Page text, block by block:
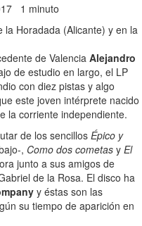
1 minuto
la Horadada (Alicante) y en la
de Valencia Alejandro
de estudio en largo, el LP
con diez pistas y algo
este joven intérprete nacido
la corriente independiente.
de los sencillos Épico y
, Como dos cometas y El
junto a sus amigos de
de la Rosa. El disco ha
y éstas son las
su tiempo de aparición en